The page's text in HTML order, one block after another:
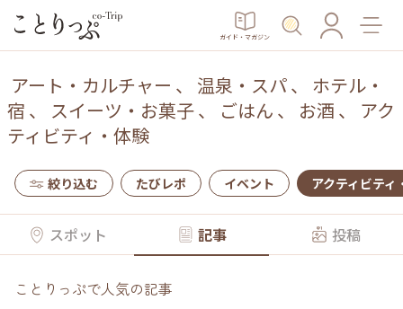
ガイド・マガジン
アート・カルチャー 、 温泉・スパ、 ホテル・
宿 、 スイーツ・お菓子、 ごはん 、 お酒 、 アク
ティビティ・体験
絞り込む たびレポ イベント アクティビティ
スポット 記事 投稿
ことりっぷで人気の記事